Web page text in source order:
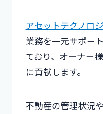
アセットテクノロ
業務を一元サポー
ており、オーナー
に貢献します。
不動産の管理状況